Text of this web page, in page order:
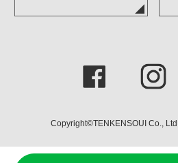
Copyright©TENKENSOUI Co.,